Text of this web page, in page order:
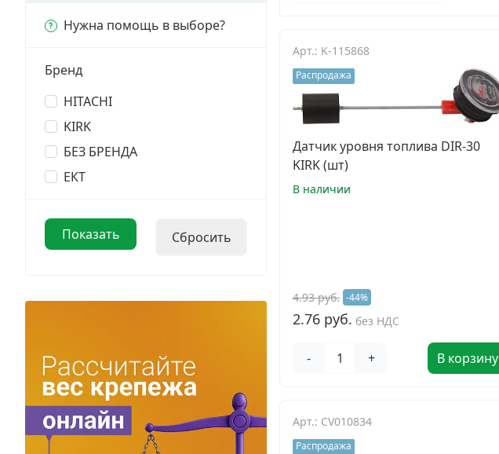
Заклепки
Гвозди и скобы
Хомуты и шуруп-шпильки
Шурупы и саморезы
Комплекты и наборы крепежа
Нержавеющий крепеж
Перфорированный крепеж
Нужна помощь в выборе?
Бренд
HITACHI
KIRK
БЕЗ БРЕНДА
ЕКТ
Арт.: K-115868
Распродажа
Датчик уровня топлива DIR-30
KIRK (шт)
В наличии
4.93 руб. -44%
2.76 руб. без НДС
- + В корзину
Арт.: CV010834
Распродажа